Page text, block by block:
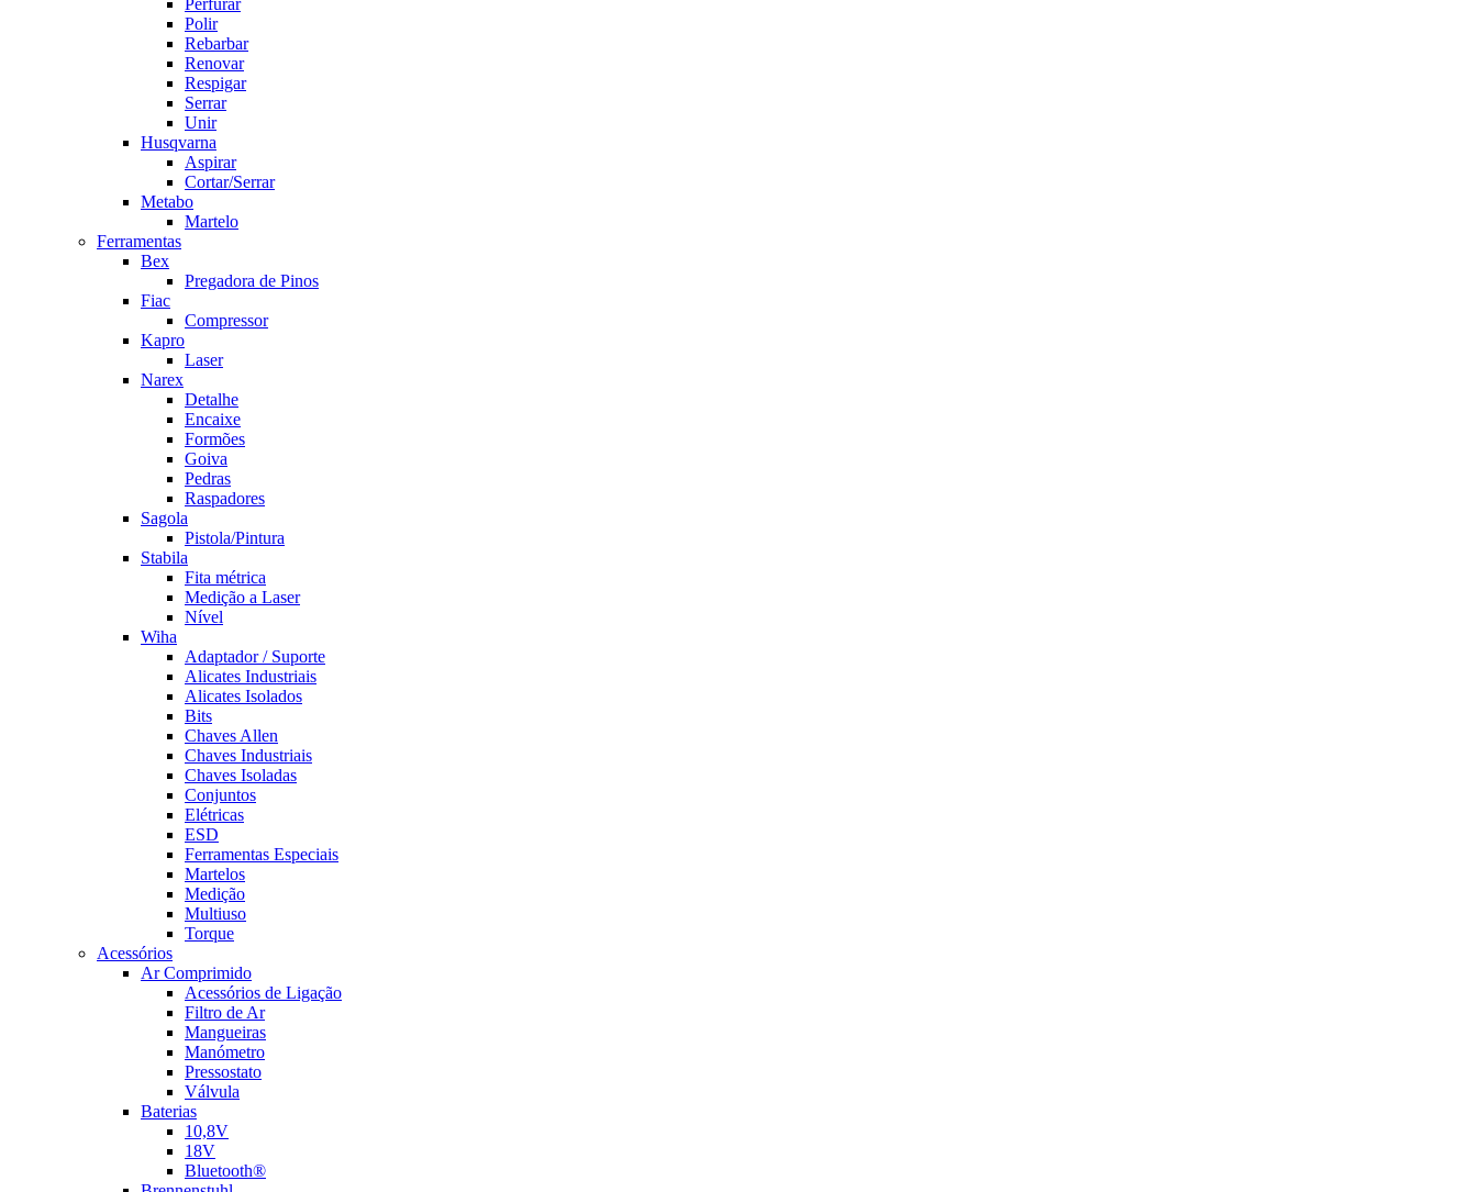
Perfurar
Polir
Rebarbar
Renovar
Respigar
Serrar
Unir
Husqvarna
Aspirar
Cortar/Serrar
Metabo
Martelo
Ferramentas
Bex
Pregadora de Pinos
Fiac
Compressor
Kapro
Laser
Narex
Detalhe
Encaixe
Formões
Goiva
Pedras
Raspadores
Sagola
Pistola/Pintura
Stabila
Fita métrica
Medição a Laser
Nível
Wiha
Adaptador / Suporte
Alicates Industriais
Alicates Isolados
Bits
Chaves Allen
Chaves Industriais
Chaves Isoladas
Conjuntos
Elétricas
ESD
Ferramentas Especiais
Martelos
Medição
Multiuso
Torque
Acessórios
Ar Comprimido
Acessórios de Ligação
Filtro de Ar
Mangueiras
Manómetro
Pressostato
Válvula
Baterias
10,8V
18V
Bluetooth®